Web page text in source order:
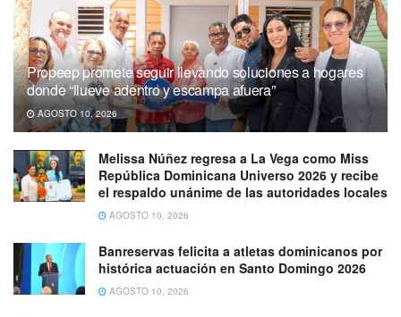
Propeep promete seguir llevando soluciones a hogares
donde “llueve adentro y escampa afuera”
AGOSTO 10, 2026
Melissa Núñez regresa a La Vega como Miss
República Dominicana Universo 2026 y recibe
el respaldo unánime de las autoridades locales
AGOSTO 10, 2026
Banreservas felicita a atletas dominicanos por
histórica actuación en Santo Domingo 2026
AGOSTO 10, 2026